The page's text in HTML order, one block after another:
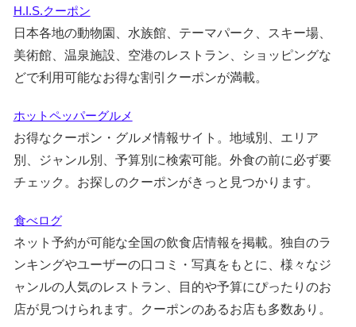
H.I.S.クーポン
日本各地の動物園、水族館、テーマパーク、スキー場、
美術館、温泉施設、空港のレストラン、ショッピングな
どで利用可能なお得な割引クーポンが満載。
ホットペッパーグルメ
お得なクーポン・グルメ情報サイト。地域別、エリア
別、ジャンル別、予算別に検索可能。外食の前に必ず要
チェック。お探しのクーポンがきっと見つかります。
食べログ
ネット予約が可能な全国の飲食店情報を掲載。独自のラ
ンキングやユーザーの口コミ・写真をもとに、様々なジ
ャンルの人気のレストラン、目的や予算にぴったりのお
店が見つけられます。クーポンのあるお店も多数あり。